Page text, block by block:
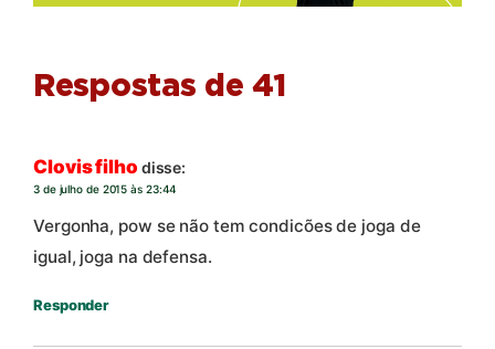
Respostas de 41
Clovis filho disse:
3 de julho de 2015 às 23:44
Vergonha, pow se não tem condicões de joga de
igual, joga na defensa.
Responder